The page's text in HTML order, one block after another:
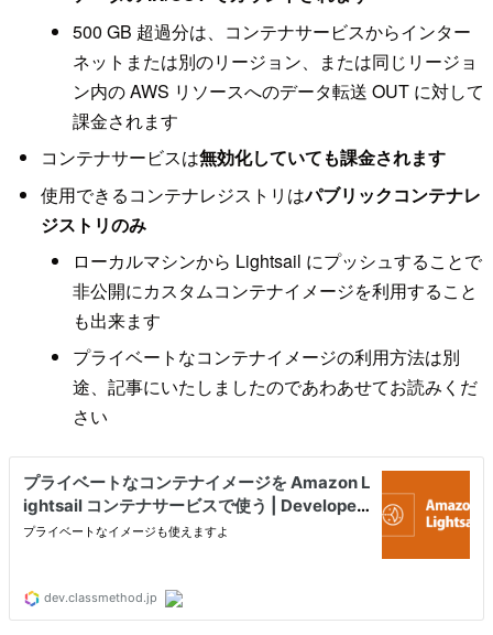
500 GB 超過分は、コンテナサービスからインター
ネットまたは別のリージョン、または同じリージョ
ン内の AWS リソースへのデータ転送 OUT に対して
課金されます
コンテナサービスは無効化していても課金されます
使用できるコンテナレジストリはパブリックコンテナレ
ジストリのみ
ローカルマシンから Lightsail にプッシュすることで
非公開にカスタムコンテナイメージを利用すること
も出来ます
プライベートなコンテナイメージの利用方法は別
途、記事にいたしましたのであわあせてお読みくだ
さい